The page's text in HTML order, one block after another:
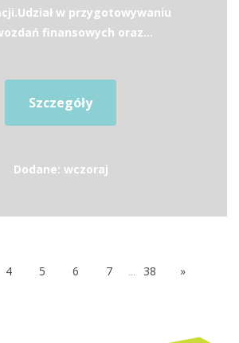
w przygotowywaniu
finansowych oraz...
Szczegóły
Dodane: wczoraj
4 5 6 7 ... 38 »